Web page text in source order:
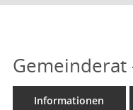
Gemeinderat
Informationen